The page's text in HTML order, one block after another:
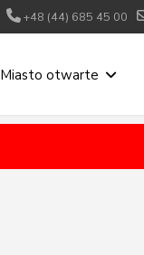
+48 (44) 685 45 00
Miasto otwarte